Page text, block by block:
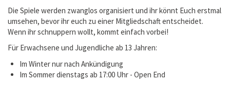
Die Spiele werden zwanglos organisiert und ihr könnt Euch erstmal
umsehen, bevor ihr euch zu einer Mitgliedschaft entscheidet.
Wenn ihr schnuppern wollt, kommt einfach vorbei!
Für Erwachsene und Jugendliche ab 13 Jahren:
Im Winter nur nach Ankündigung
Im Sommer dienstags ab 17:00 Uhr - Open End